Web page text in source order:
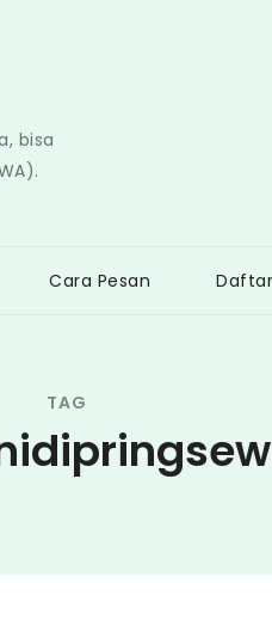
bisa
Cara Pesan
TAG